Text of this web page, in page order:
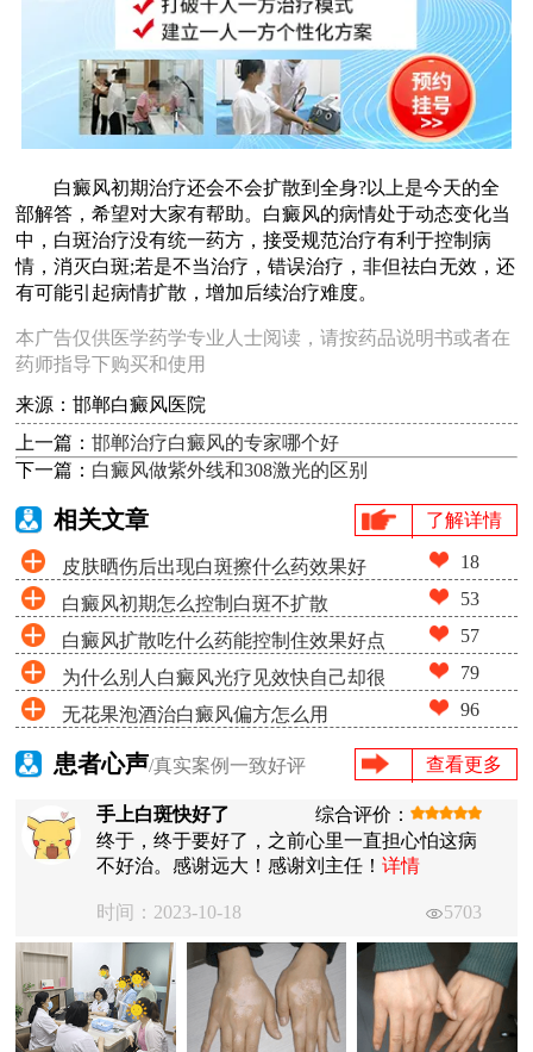
白癜风初期治疗还会不会扩散到全身?以上是今天的全
部解答，希望对大家有帮助。白癜风的病情处于动态变化当
中，白斑治疗没有统一药方，接受规范治疗有利于控制病
情，消灭白斑;若是不当治疗，错误治疗，非但祛白无效，还
有可能引起病情扩散，增加后续治疗难度。
本广告仅供医学药学专业人士阅读，请按药品说明书或者在
药师指导下购买和使用
来源：邯郸白癜风医院
上一篇：邯郸治疗白癜风的专家哪个好
下一篇： 白癜风做紫外线和308激光的区别
相关文章 了解详情
皮肤晒伤后出现白斑擦什么药效果好 18
白癜风初期怎么控制白斑不扩散 53
白癜风扩散吃什么药能控制住效果好点 57
为什么别人白癜风光疗见效快自己却很
慢
79
无花果泡酒治白癜风偏方怎么用 96
患者心声/真实案例一致好评 查看更多
手上白斑快好了
综合评价：
终于，终于要好了，之前心里一直担心怕这病
不好治。感谢远大！感谢刘主任！详情
时间：2023-10-18 5703